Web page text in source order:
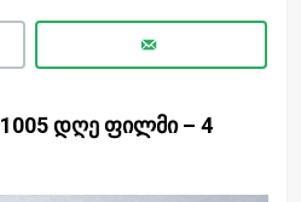
დღე ფილმი – 4